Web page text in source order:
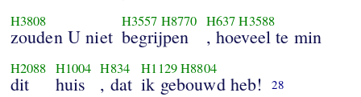
H3808
zouden U niet
H3557 H8770
begrijpen
H637 H3588
, hoeveel te min
H2088
dit
H1004
huis
H834
, dat
H1129H8804
ik gebouwd heb! 28